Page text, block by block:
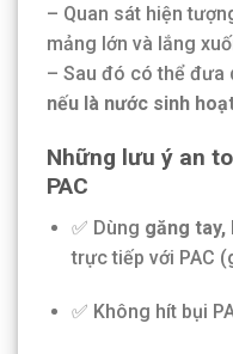
– Quan sát hiện
mảng lớn và lắng
– Sau đó có thể đưa
nếu là nước sinh
Những lưu ý an
PAC
✅ Dùng găng tay,
trực tiếp với PAC
✅ Không hít bụi